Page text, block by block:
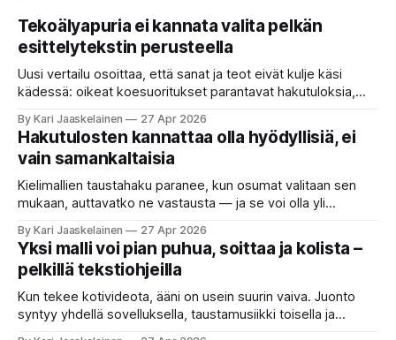
Tekoälyapuria ei kannata valita pelkän
esittelytekstin perusteella
Uusi vertailu osoittaa, että sanat ja teot eivät kulje käsi
kädessä: oikeat koesuoritukset parantavat hakutuloksia,
etsimässä verkosta apuria, joka hoitaisi puolestasi arjen
askareita: täyttäisi lomakkeen, järjestäisi matkasuunnitelman
tai seulisi pitkän asiakirjakasan ydinkohdat. Vastassa on
valikoima, joka muistuttaa sovelluskauppaa steroideilla.
Jokainen ”tekoälyagentti” lupaa paljon
By Kari Jaaskelainen 27 Apr 2026
Hakutulosten kannattaa olla hyödyllisiä, ei
vain samankaltaisia
Kielimallien taustahaku paranee, kun osumat valitaan sen
mukaan, auttavatko ne vastausta — ja se voi olla yli
että kysyt työpaikan chat-robotilta: “Mitä viime kuun
kokouspäiväkirjassa päätettiin etätyöpäivistä?” Robotti
selaa arkistoja ja poimii sinulle pätkän, jossa toistellaan, mitä
etätyö tarkoittaa. Teksti on aiheeltaan lähellä kysymystä,
By Kari Jaaskelainen 27 Apr 2026
Yksi malli voi pian puhua, soittaa ja kolista –
pelkillä tekstiohjeilla
Kun tekee kotivideota, ääni on usein suurin vaiva. Juonto
syntyy yhdellä sovelluksella, taustamusiikki toisella ja